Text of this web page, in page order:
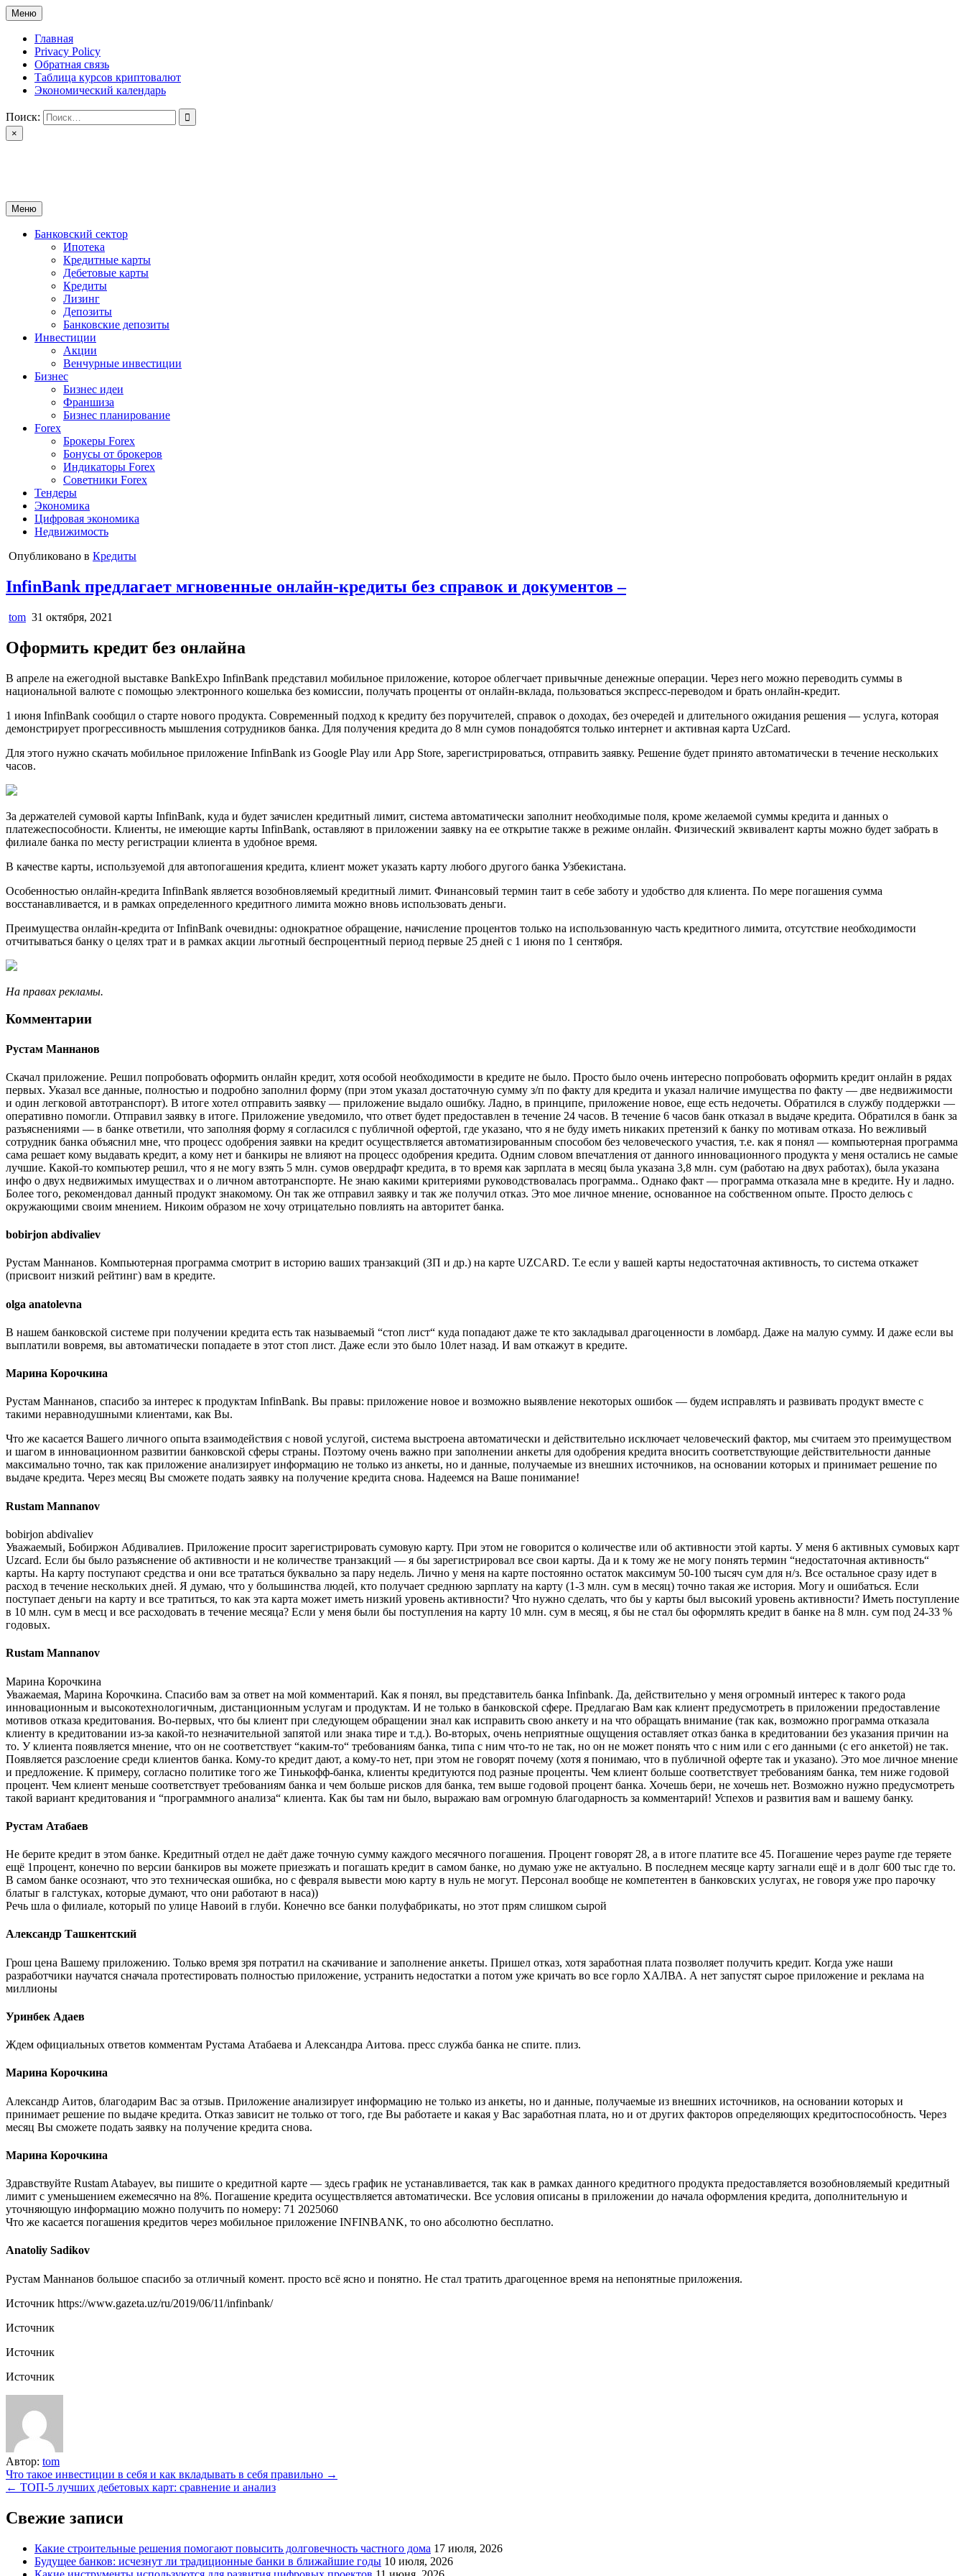
Перейти
к
содержимому
Меню
Главная
Privacy Policy
Обратная связь
Таблица курсов криптовалют
Экономический календарь
Поиск:
×
Меню
Банковский сектор
Ипотека
Кредитные карты
Дебетовые карты
Кредиты
Лизинг
Депозиты
Банковские депозиты
Инвестиции
Акции
Венчурные инвестиции
Бизнес
Бизнес идеи
Франшиза
Бизнес планирование
Forex
Брокеры Forex
Бонусы от брокеров
Индикаторы Forex
Советники Forex
Тендеры
Экономика
Цифровая экономика
Недвижимость
Опубликовано в Кредиты
InfinBank предлагает мгновенные онлайн-кредиты без справок и документов –
tom 31 октября, 2021
Оформить кредит без онлайна
В апреле на ежегодной выставке BankExpo InfinBank представил мобильное приложение, которое облегчает привычные денежные операции. Через него можно переводить суммы в
национальной валюте с помощью электронного кошелька без комиссии, получать проценты от онлайн-вклада, пользоваться экспресс-переводом и брать онлайн-кредит.
1 июня InfinBank сообщил о старте нового продукта. Современный подход к кредиту без поручителей, справок о доходах, без очередей и длительного ожидания решения — услуга, которая
демонстрирует прогрессивность мышления сотрудников банка. Для получения кредита до 8 млн сумов понадобятся только интернет и активная карта UzCard.
Для этого нужно скачать мобильное приложение InfinBank из Google Play или App Store, зарегистрироваться, отправить заявку. Решение будет принято автоматически в течение нескольких
часов.
За держателей сумовой карты InfinBank, куда и будет зачислен кредитный лимит, система автоматически заполнит необходимые поля, кроме желаемой суммы кредита и данных о
платежеспособности. Клиенты, не имеющие карты InfinBank, оставляют в приложении заявку на ее открытие также в режиме онлайн. Физический эквивалент карты можно будет забрать в
филиале банка по месту регистрации клиента в удобное время.
В качестве карты, используемой для автопогашения кредита, клиент может указать карту любого другого банка Узбекистана.
Особенностью онлайн-кредита InfinBank является возобновляемый кредитный лимит. Финансовый термин таит в себе заботу и удобство для клиента. По мере погашения сумма
восстанавливается, и в рамках определенного кредитного лимита можно вновь использовать деньги.
Преимущества онлайн-кредита от InfinBank очевидны: однократное обращение, начисление процентов только на использованную часть кредитного лимита, отсутствие необходимости
отчитываться банку о целях трат и в рамках акции льготный беспроцентный период первые 25 дней с 1 июня по 1 сентября.
На правах рекламы.
Комментарии
Рустам Маннанов
Скачал приложение. Решил попробовать оформить онлайн кредит, хотя особой необходимости в кредите не было. Просто было очень интересно попробовать оформить кредит онлайн в рядах
первых. Указал все данные, полностью и подробно заполнил форму (при этом указал достаточную сумму з/п по факту для кредита и указал наличие имущества по факту — две недвижимости
и один легковой автотранспорт). В итоге хотел отправить заявку — приложение выдало ошибку. Ладно, в принципе, приложение новое, еще есть недочеты. Обратился в службу поддержки —
оперативно помогли. Отправил заявку в итоге. Приложение уведомило, что ответ будет предоставлен в течение 24 часов. В течение 6 часов банк отказал в выдаче кредита. Обратился в банк за
разъяснениями — в банке ответили, что заполняя форму я согласился с публичной офертой, где указано, что я не буду иметь никаких претензий к банку по мотивам отказа. Но вежливый
сотрудник банка объяснил мне, что процесс одобрения заявки на кредит осуществляется автоматизированным способом без человеческого участия, т.е. как я понял — компьютерная программа
сама решает кому выдавать кредит, а кому нет и банкиры не влияют на процесс одобрения кредита. Одним словом впечатления от данного инновационного продукта у меня остались не самые
лучшие. Какой-то компьютер решил, что я не могу взять 5 млн. сумов овердрафт кредита, в то время как зарплата в месяц была указана 3,8 млн. сум (работаю на двух работах), была указана
инфо о двух недвижимых имуществах и о личном автотранспорте. Не знаю какими критериями руководствовалась программа.. Однако факт — программа отказала мне в кредите. Ну и ладно.
Более того, рекомендовал данный продукт знакомому. Он так же отправил заявку и так же получил отказ. Это мое личное мнение, основанное на собственном опыте. Просто делюсь с
окружающими своим мнением. Никоим образом не хочу отрицательно повлиять на авторитет банка.
bobirjon abdivaliev
Рустам Маннанов. Компьютерная программа смотрит в историю ваших транзакций (ЗП и др.) на карте UZCARD. Т.е если у вашей карты недостаточная активность, то система откажет
(присвоит низкий рейтинг) вам в кредите.
olga anatolevna
В нашем банковской системе при получении кредита есть так называемый “стоп лист“ куда попадают даже те кто закладывал драгоценности в ломбард. Даже на малую сумму. И даже если вы
выплатили вовремя, вы автоматически попадаете в этот стоп лист. Даже если это было 10лет назад. И вам откажут в кредите.
Марина Корочкина
Рустам Маннанов, спасибо за интерес к продуктам InfinBank. Вы правы: приложение новое и возможно выявление некоторых ошибок — будем исправлять и развивать продукт вместе с
такими неравнодушными клиентами, как Вы.
Что же касается Вашего личного опыта взаимодействия с новой услугой, система выстроена автоматически и действительно исключает человеческий фактор, мы считаем это преимуществом
и шагом в инновационном развитии банковской сферы страны. Поэтому очень важно при заполнении анкеты для одобрения кредита вносить соответствующие действительности данные
максимально точно, так как приложение анализирует информацию не только из анкеты, но и данные, получаемые из внешних источников, на основании которых и принимает решение по
выдаче кредита. Через месяц Вы сможете подать заявку на получение кредита снова. Надеемся на Ваше понимание!
Rustam Mannanov
bobirjon abdivaliev
Уважаемый, Бобиржон Абдивалиев. Приложение просит зарегистрировать сумовую карту. При этом не говорится о количестве или об активности этой карты. У меня 6 активных сумовых карт
Uzcard. Если бы было разъяснение об активности и не количестве транзакций — я бы зарегистрировал все свои карты. Да и к тому же не могу понять термин “недостаточная активность“
карты. На карту поступают средства и они все трататься буквально за пару недель. Лично у меня на карте постоянно остаток максимум 50-100 тысяч сум для н/з. Все остальное сразу идет в
расход в течение нескольких дней. Я думаю, что у большинства людей, кто получает среднюю зарплату на карту (1-3 млн. сум в месяц) точно такая же история. Могу и ошибаться. Если
поступает деньги на карту и все тратиться, то как эта карта может иметь низкий уровень активности? Что нужно сделать, что бы у карты был высокий уровень активности? Иметь поступление
в 10 млн. сум в месц и все расходовать в течение месяца? Если у меня были бы поступления на карту 10 млн. сум в месяц, я бы не стал бы оформлять кредит в банке на 8 млн. сум под 24-33 %
годовых.
Rustam Mannanov
Марина Корочкина
Уважаемая, Марина Корочкина. Спасибо вам за ответ на мой комментарий. Как я понял, вы представитель банка Infinbank. Да, действительно у меня огромный интерес к такого рода
инновационным и высокотехнологичным, дистанционным услугам и продуктам. И не только в банковской сфере. Предлагаю Вам как клиент предусмотреть в приложении предоставление
мотивов отказа кредитования. Во-первых, что бы клиент при следующем обращении знал как исправить свою анкету и на что обращать внимание (так как, возможно программа отказала
клиенту в кредитовании из-за какой-то незначительной запятой или знака тире и т.д.). Во-вторых, очень неприятные ощущения оставляет отказ банка в кредитовании без указания причин на
то. У клиента появляется мнение, что он не соответствует “каким-то“ требованиям банка, типа с ним что-то не так, но он не может понять что с ним или с его данными (с его анкетой) не так.
Появляется разслоение среди клиентов банка. Кому-то кредит дают, а кому-то нет, при этом не говорят почему (хотя я понимаю, что в публичной оферте так и указано). Это мое личное мнение
и предложение. К примеру, согласно политике того же Тинькофф-банка, клиенты кредитуются под разные проценты. Чем клиент больше соответствует требованиям банка, тем ниже годовой
процент. Чем клиент меньше соответствует требованиям банка и чем больше рисков для банка, тем выше годовой процент банка. Хочешь бери, не хочешь нет. Возможно нужно предусмотреть
такой вариант кредитования и “программного анализа“ клиента. Как бы там ни было, выражаю вам огромную благодарность за комментарий! Успехов и развития вам и вашему банку.
Рустам Атабаев
Не берите кредит в этом банке. Кредитный отдел не даёт даже точную сумму каждого месячного погашения. Процент говорят 28, а в итоге платите все 45. Погашение через payme где теряете
ещё 1процент, конечно по версии банкиров вы можете приезжать и погашать кредит в самом банке, но думаю уже не актуально. В последнем месяце карту загнали ещё и в долг 600 тыс где то.
В самом банке осознают, что это техническая ошибка, но с февраля вывести мою карту в нуль не могут. Персонал вообще не компетентен в банковских услугах, не говоря уже про парочку
блатыг в галстуках, которые думают, что они работают в наса))
Речь шла о филиале, который по улице Навоий в глуби. Конечно все банки полуфабрикаты, но этот прям слишком сырой
Александр Ташкентский
Грош цена Вашему приложению. Только время зря потратил на скачивание и заполнение анкеты. Пришел отказ, хотя заработная плата позволяет получить кредит. Когда уже наши
разработчики научатся сначала протестировать полностью приложение, устранить недостатки а потом уже кричать во все горло ХАЛВА. А нет запустят сырое приложение и реклама на
миллионы
Уринбек Адаев
Ждем официальных ответов комментам Рустама Атабаева и Александра Аитова. пресс служба банка не спите. плиз.
Марина Корочкина
Александр Аитов, благодарим Вас за отзыв. Приложение анализирует информацию не только из анкеты, но и данные, получаемые из внешних источников, на основании которых и
принимает решение по выдаче кредита. Отказ зависит не только от того, где Вы работаете и какая у Вас заработная плата, но и от других факторов определяющих кредитоспособность. Через
месяц Вы сможете подать заявку на получение кредита снова.
Марина Корочкина
Здравствуйте Rustam Atabayev, вы пишите о кредитной карте — здесь график не устанавливается, так как в рамках данного кредитного продукта предоставляется возобновляемый кредитный
лимит с уменьшением ежемесячно на 8%. Погашение кредита осуществляется автоматически. Все условия описаны в приложении до начала оформления кредита, дополнительную и
уточняющую информацию можно получить по номеру: 71 2025060
Что же касается погашения кредитов через мобильное приложение INFINBANK, то оно абсолютно бесплатно.
Anatoliy Sadikov
Рустам Маннанов большое спасибо за отличный комент. просто всё ясно и понятно. Не стал тратить драгоценное время на непонятные приложения.
Источник https://www.gazeta.uz/ru/2019/06/11/infinbank/
Источник
Источник
Источник
Автор: tom
Навигация
по
записям
Что такое инвестиции в себя и как вкладывать в себя правильно →
← ТОП-5 лучших дебетовых карт: сравнение и анализ
Свежие записи
Какие строительные решения помогают повысить долговечность частного дома 17 июля, 2026
Будущее банков: исчезнут ли традиционные банки в ближайшие годы 10 июля, 2026